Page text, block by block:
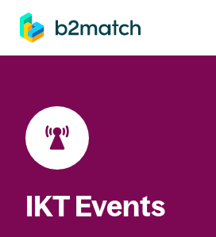
springen
IKT Events